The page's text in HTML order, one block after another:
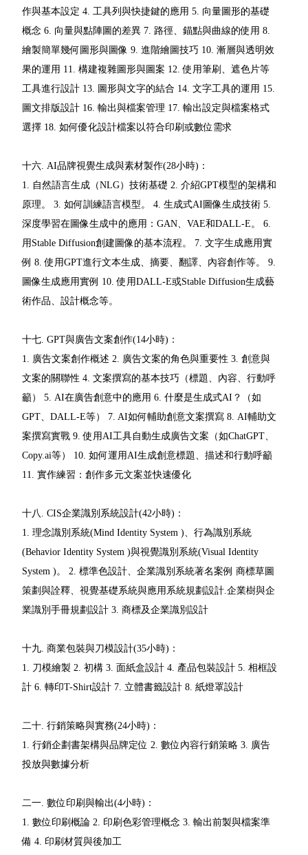
作與基本設定 4. 工具列與快捷鍵的應用 5. 向量圖形的基礎
概念 6. 向量與點陣圖的差異 7. 路徑、錨點與曲線的使用 8.
繪製簡單幾何圖形與圖像 9. 進階繪圖技巧 10. 漸層與透明效
果的運用 11. 構建複雜圖形與圖案 12. 使用筆刷、遮色片等
工具進行設計 13. 圖形與文字的結合 14. 文字工具的運用 15.
圖文排版設計 16. 輸出與檔案管理 17. 輸出設定與檔案格式
選擇 18. 如何優化設計檔案以符合印刷或數位需求
十六. AI品牌視覺生成與素材製作(28小時)：
1. 自然語言生成（NLG）技術基礎 2. 介紹GPT模型的架構和
原理。 3. 如何訓練語言模型。 4. 生成式AI圖像生成技術 5.
深度學習在圖像生成中的應用：GAN、VAE和DALL-E。 6.
用Stable Diffusion創建圖像的基本流程。 7. 文字生成應用實
例 8. 使用GPT進行文本生成、摘要、翻譯、內容創作等。 9.
圖像生成應用實例 10. 使用DALL-E或Stable Diffusion生成藝
術作品、設計概念等。
十七. GPT與廣告文案創作(14小時)：
1. 廣告文案創作概述 2. 廣告文案的角色與重要性 3. 創意與
文案的關聯性 4. 文案撰寫的基本技巧（標題、內容、行動呼
籲） 5. AI在廣告創意中的應用 6. 什麼是生成式AI？（如
GPT、DALL-E等） 7. AI如何輔助創意文案撰寫 8. AI輔助文
案撰寫實戰 9. 使用AI工具自動生成廣告文案（如ChatGPT、
Copy.ai等） 10. 如何運用AI生成創意標題、描述和行動呼籲
11. 實作練習：創作多元文案並快速優化
十八. CIS企業識別系統設計(42小時)：
1. 理念識別系統(Mind Identity System )、行為識別系統
(Behavior Identity System )與視覺識別系統(Visual Identity
System )。 2. 標準色設計、企業識別系統著名案例 商標草圖
策劃與詮釋、視覺基礎系統與應用系統規劃設計.企業樹與企
業識別手冊規劃設計 3. 商標及企業識別設計
十九. 商業包裝與刀模設計(35小時)：
1. 刀模繪製 2. 初構 3. 面紙盒設計 4. 產品包裝設計 5. 相框設
計 6. 轉印T-Shirt設計 7. 立體書籤設計 8. 紙燈罩設計
二十. 行銷策略與實務(24小時)：
1. 行銷企劃書架構與品牌定位 2. 數位內容行銷策略 3. 廣告
投放與數據分析
二一. 數位印刷與輸出(4小時)：
1. 數位印刷概論 2. 印刷色彩管理概念 3. 輸出前製與檔案準
備 4. 印刷材質與後加工